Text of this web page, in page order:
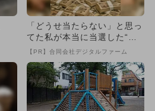
「どうせ当たらない」と思っ
てた私が本当に当選した“買
い方”がこれ
【PR】合同会社デジタルファーム